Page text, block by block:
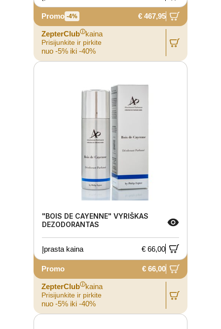
Promo -4% € 467,95
ZepterClubⓘkaina
Prisijunkite ir pirkite
nuo -5% iki -40%
"BOIS DE CAYENNE" VYRIŠKAS
DEZODORANTAS
Įprasta kaina € 66,00
Promo € 66,00
ZepterClubⓘkaina
Prisijunkite ir pirkite
nuo -5% iki -40%